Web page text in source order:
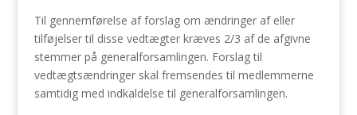
Til gennemførelse af forslag om ændringer af eller
tilføjelser til disse vedtægter kræves 2/3 af de afgivne
stemmer på generalforsamlingen. Forslag til
vedtægtsændringer skal fremsendes til medlemmerne
samtidig med indkaldelse til generalforsamlingen.